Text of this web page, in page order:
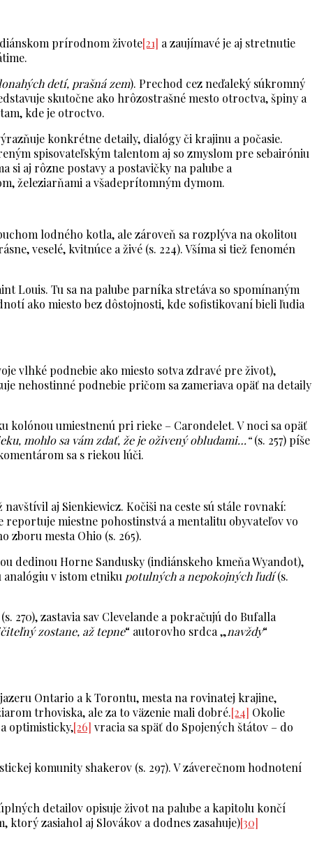
prírodnom živote[21] a zaujímavé je aj stretnutie
detí, prašná zem). Prechod cez neďaleký súkromný
skutočne ako hrôzostrašné mesto otroctva, špiny a
kde je otroctvo.
konkrétne detaily, dialógy či krajinu a počasie.
spisovateľským talentom aj so zmyslom pre sebairóniu
si aj rôzne postavy a postavičky na palube a
železiarňami a všadeprítomným dymom.
lodného kotla, ale zároveň sa rozplýva na okolitou
veselé, kvitnúce a živé (s. 224). Všíma si tiež fenomén
Louis. Tu sa na palube parníka stretáva so spomínaným
ako miesto bez dôstojnosti, kde sofistikovaní bieli ľudia
vlhké podnebie ako miesto sotva zdravé pre život),
nehostinné podnebie pričom sa zameriava opäť na detaily
kolónou umiestnenú pri rieke – Carondelet. V noci sa opäť
mohlo sa vám zdať, že je oživený obludami…“(s. 257) píše
sa s riekou lúči.
aj Sienkiewicz. Kočiši na ceste sú stále rovnakí:
miestne pohostinstvá a mentalitu obyvateľov vo
zboru mesta Ohio (s. 265).
dedinou Horne Sandusky (indiánskeho kmeňa Wyandot),
analógiu v istom etniku potulných a nepokojných ľudí(s.
270), zastavia sav Clevelande a pokračujú do Bufalla
zostane, až tepne“ autorovho srdca „navždy“
Ontario a k Torontu, mesta na rovinatej krajine,
trhoviska, ale za to väzenie mali dobré.[24] Okolie
optimisticky,[26] vracia sa späť do Spojených štátov – do
komunity shakerov (s. 297). V záverečnom hodnotení
detailov opisuje život na palube a kapitolu končí
ktorý zasiahol aj Slovákov a dodnes zasahuje)[30]